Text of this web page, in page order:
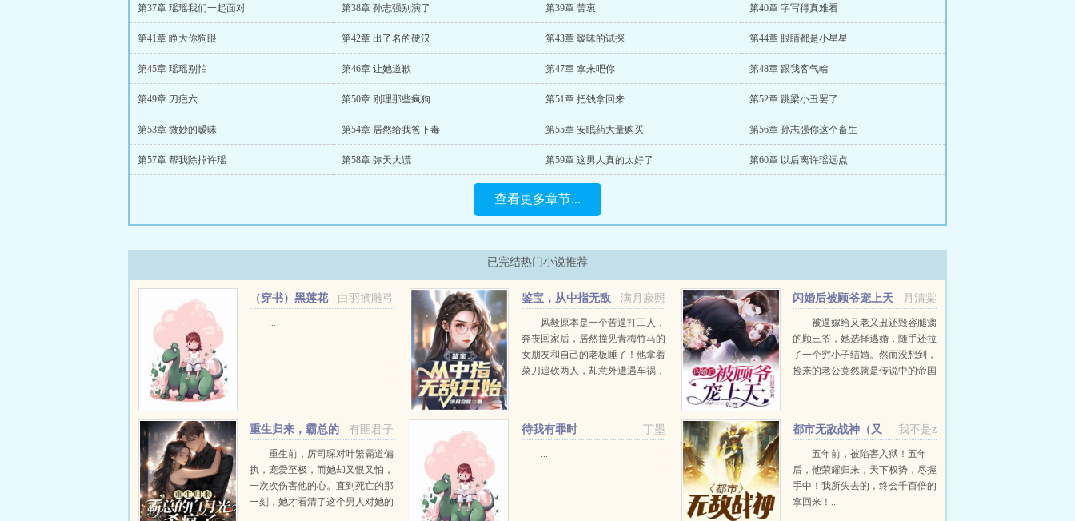
第37章 瑶瑶我们一起面对 第38章 孙志强别演了 第39章 苦衷 第40章 字写得真难看
第41章 睁大你狗眼 第42章 出了名的硬汉 第43章 暧昧的试探 第44章 眼睛都是小星星
第45章 瑶瑶别怕 第46章 让她道歉 第47章 拿来吧你 第48章 跟我客气啥
第49章 刀疤六 第50章 别理那些疯狗 第51章 把钱拿回来 第52章 跳梁小丑罢了
第53章 微妙的暧昧 第54章 居然给我爸下毒 第55章 安眠药大量购买 第56章 孙志强你这个畜生
第57章 帮我除掉许瑶 第58章 弥天大谎 第59章 这男人真的太好了 第60章 以后离许瑶远点
查看更多章节...
已完结热门小说推荐
白羽摘雕弓
（穿书）黑莲花
...
满月寂照
鉴宝，从中指无敌
开始风毅原本是一个苦逼打工人，
奔丧回家后，居然撞见青梅竹马的
女朋友和自己的老板睡了！他拿着
菜刀追砍两人，却意外遭遇车祸，
了自己人生中的第一桶金...
月清棠
闪婚后被顾爷宠上天
被逼嫁给又老又丑还毁容腿瘸
的顾三爷，她选择逃婚，随手还拉
了一个穷小子结婚。然而没想到，
捡来的老公竟然就是传说中的帝国
有匪君子
重生归来，霸总的
白月光杀疯了
重生前，厉司琛对叶繁霸道偏
执，宠爱至极，而她却又恨又怕，
一次次伤害他的心。直到死亡的那
一刻，她才看清了这个男人对她的
丁墨
待我有罪时
...
我不是z
都市无敌战神（又
名：逍遥战神）
五年前，被陷害入狱！五年
后，他荣耀归来，天下权势，尽握
手中！我所失去的，终会千百倍的
拿回来！...